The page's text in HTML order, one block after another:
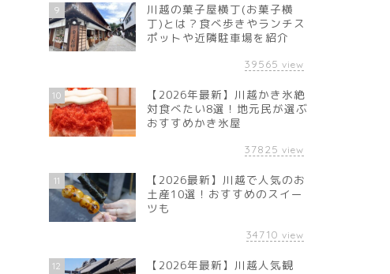
9
川越の菓子屋横丁(お菓子横
丁)とは？食べ歩きやランチス
ポットや近隣駐車場を紹介
39565 view
10
【2026年最新】川越かき氷絶
対食べたい8選！地元民が選ぶ
おすすめかき氷屋
37825 view
11
【2026最新】川越で人気のお
土産10選！おすすめのスイー
ツも
34710 view
12
【2026年最新】川越人気観